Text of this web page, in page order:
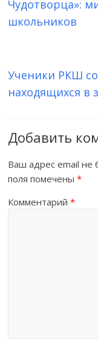
Чудотворца»:
школьников
Ученики РКШ
находящихся в
Добавить
Ваш адрес email не
поля помечены*
Комментарий*